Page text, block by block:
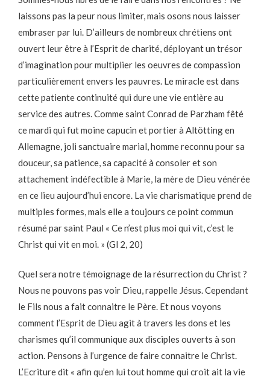
laissons pas la peur nous limiter, mais osons nous laisser
embraser par lui. D’ailleurs de nombreux chrétiens ont
ouvert leur être à l’Esprit de charité, déployant un trésor
d’imagination pour multiplier les oeuvres de compassion
particulièrement envers les pauvres. Le miracle est dans
cette patiente continuité qui dure une vie entière au
service des autres. Comme saint Conrad de Parzham fêté
ce mardi qui fut moine capucin et portier à Altötting en
Allemagne, joli sanctuaire marial, homme reconnu pour sa
douceur, sa patience, sa capacité à consoler et son
attachement indéfectible à Marie, la mère de Dieu vénérée
en ce lieu aujourd’hui encore. La vie charismatique prend de
multiples formes, mais elle a toujours ce point commun
résumé par saint Paul « Ce n’est plus moi qui vit, c’est le
Christ qui vit en moi. » (Gl 2, 20)
Quel sera notre témoignage de la résurrection du Christ ?
Nous ne pouvons pas voir Dieu, rappelle Jésus. Cependant
le Fils nous a fait connaitre le Père. Et nous voyons
comment l’Esprit de Dieu agit à travers les dons et les
charismes qu’il communique aux disciples ouverts à son
action. Pensons à l’urgence de faire connaitre le Christ.
L’Ecriture dit « afin qu’en lui tout homme qui croit ait la vie